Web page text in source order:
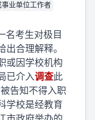
业单位工作者
名考生对极目
合理解释。
或因学校机构
已介入调查此
告知不得入职
学校是经教育